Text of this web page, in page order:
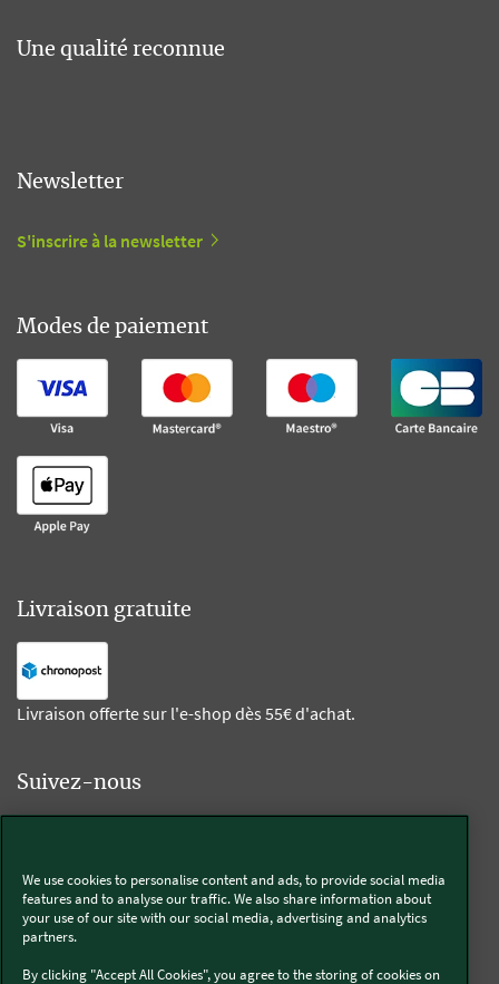
Une qualité reconnue
Newsletter
S'inscrire à la newsletter
Modes de paiement
Livraison gratuite
Livraison offerte sur l'e-shop dès 55€ d'achat.
Suivez-nous
Thermomix®
We use cookies to personalise content and ads, to provide social media
features and to analyse our traffic. We also share information about
your use of our site with our social media, advertising and analytics
partners.
By clicking "Accept All Cookies", you agree to the storing of cookies on